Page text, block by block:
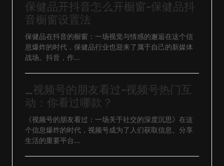
保健品开抖音怎么开橱窗-保健品抖
音橱窗设置法
保健品在抖音的橱窗：一场视觉与情感的邂逅在这个信
息爆炸的时代，保健品行业也迎来了属于自己的新媒体
战场。抖音，作...
_视频号的朋友看过-视频号热门互
动：你看过哪款？
《视频号的朋友看过：一场关于社交的深度沉思》在这
个信息爆炸的时代，视频号成为了人们获取信息、分享
生活的重要平台...